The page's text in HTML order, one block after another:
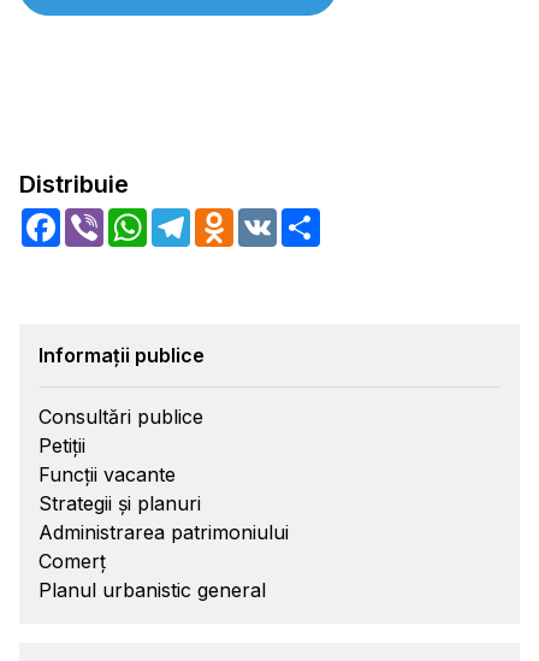
Distribuie
Facebook
Viber WhatsApp
TelegramOdnoklassniki
VK
Informații publice
Consultări publice
Petiții
Funcții vacante
Strategii și planuri
Administrarea patrimoniului
Comerț
Planul urbanistic general